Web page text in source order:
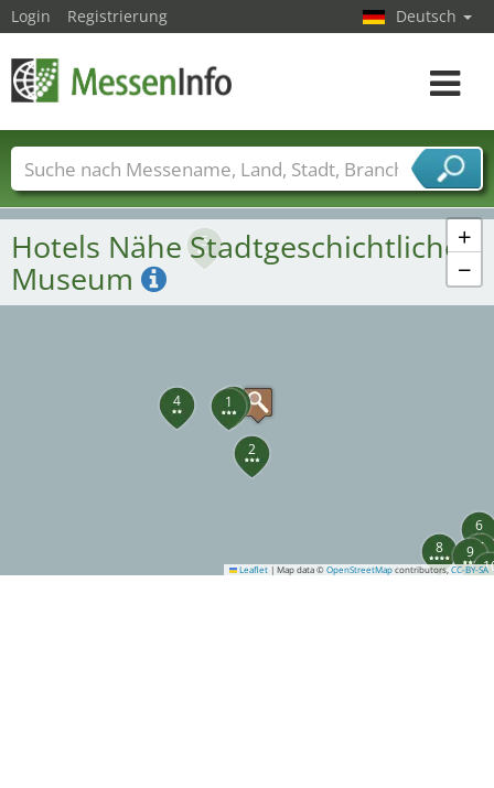
1
2
3
4
5
6
7
8 9
+
−
Leaflet | Map data © OpenStreetMap contributors,CC-BY-SA
Hotels Nähe Stadtgeschichtliches
Museum
Login Registrierung Deutsch
Toggle
Messenamen Länder Städte
Branchen
Dienstleisterbranchen